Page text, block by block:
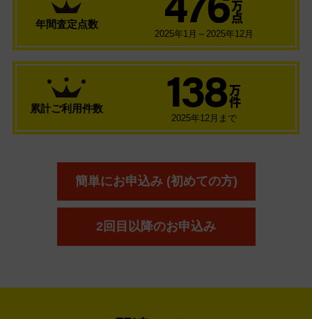
年間査定点数
万
点
2025年1月～2025年12月
累計ご利用件数 138 万
件
2025年12月まで
簡単にお申込み (初めての方)
2回目以降のお申込み